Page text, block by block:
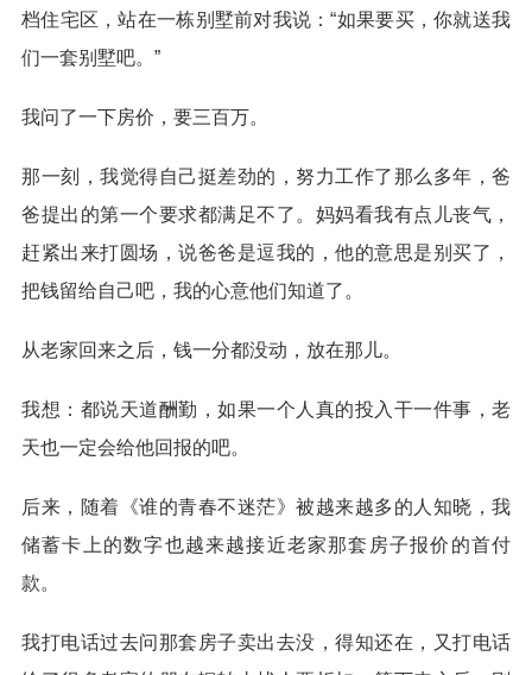
档住宅区，站在一栋别墅前对我说：“如果要买，你就送我
们一套别墅吧。”
我问了一下房价，要三百万。
那一刻，我觉得自己挺差劲的，努力工作了那么多年，爸
爸提出的第一个要求都满足不了。妈妈看我有点儿丧气，
赶紧出来打圆场，说爸爸是逗我的，他的意思是别买了，
把钱留给自己吧，我的心意他们知道了。
从老家回来之后，钱一分都没动，放在那儿。
我想：都说天道酬勤，如果一个人真的投入干一件事，老
天也一定会给他回报的吧。
后来，随着《谁的青春不迷茫》被越来越多的人知晓，我
储蓄卡上的数字也越来越接近老家那套房子报价的首付
款。
我打电话过去问那套房子卖出去没，得知还在，又打电话